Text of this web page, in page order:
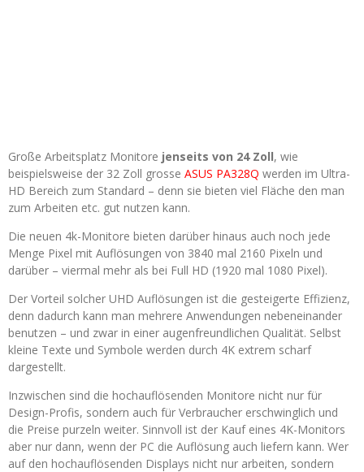
Große Arbeitsplatz Monitore jenseits von 24 Zoll, wie
beispielsweise der 32 Zoll grosse ASUS PA328Q werden im Ultra-
HD Bereich zum Standard – denn sie bieten viel Fläche den man
zum Arbeiten etc. gut nutzen kann.
Die neuen 4k-Monitore bieten darüber hinaus auch noch jede
Menge Pixel mit Auflösungen von 3840 mal 2160 Pixeln und
darüber – viermal mehr als bei Full HD (1920 mal 1080 Pixel).
Der Vorteil solcher UHD Auflösungen ist die gesteigerte Effizienz,
denn dadurch kann man mehrere Anwendungen nebeneinander
benutzen – und zwar in einer augenfreundlichen Qualität. Selbst
kleine Texte und Symbole werden durch 4K extrem scharf
dargestellt.
Inzwischen sind die hochauflösenden Monitore nicht nur für
Design-Profis, sondern auch für Verbraucher erschwinglich und
die Preise purzeln weiter. Sinnvoll ist der Kauf eines 4K-Monitors
aber nur dann, wenn der PC die Auflösung auch liefern kann. Wer
auf den hochauflösenden Displays nicht nur arbeiten, sondern